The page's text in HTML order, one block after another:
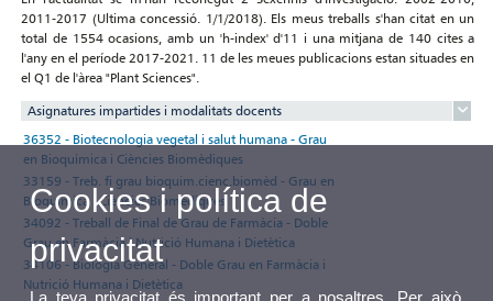
2011-2017 (Ultima concessió. 1/1/2018). Els meus treballs s'han citat en un
total de 1554 ocasions, amb un 'h-index' d'11 i una mitjana de 140 cites a
l'any en el període 2017-2021. 11 de les meues publicacions estan situades en
el Q1 de l'àrea "Plant Sciences".
Asignatures impartides i modalitats docents
36352 - Biotecnologia vegetal i salut humana - Grau
en Bioquímica i Ciències Biomèdiques
33159 - Treb. fi grau bioquim.cienc.biomèd - Grau en
Bioquímica i Ciències Biomèdiques
34092 - Treball de Final de Grau de Farmàcia - Doble
Grau en Farmàcia i Nutrició Humana i Dietètica
34106 - Biologia General - Doble Grau en Farmàcia i
Nutrició Humana i Dietètica
Cookies i política de
privacitat
La teva privacitat és important per a nosaltres. Per això,